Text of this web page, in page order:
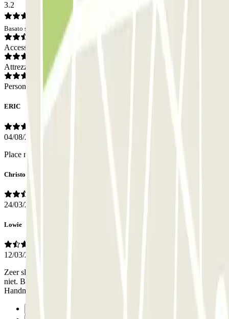
3.2
Basato su 12 opinioni
Accesso
Attrezzatura
Personale
ERIC
04/08/2026
Place numéroté inexistante, sale pas pratique.
Christophe
24/03/2026
Lowie
12/03/2026
Zeer slecht. Bij entree sloot de poort tussenin en werkte verlichting
niet. Bij terug keer werkte het code klavier niet en zaten we vast.
Handmatig de poort moeten forceren. Ik raad dit aan iedereen af.